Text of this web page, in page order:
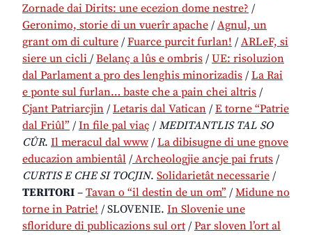
Zornade dai Dirits: une ecezion dome nestre? /
Geronimo, storie di un vuerîr apache / Agnul, un
grant om di culture / Fuarce purcit furlan! / ARLeF, si
siere un cicli / Belanç a lûs e ombris / UE: risoluzion
dal Parlament a pro des lenghis minorizadis / La Rai
e ponte sul furlan… baste che a pain chei altris /
Cjant Patriarcjin / Letaris dal Vatican / E torne “Patrie
dal Friûl” / In file pal viaç / MEDITANTLIS TAL SO
CÛR. Il meracul dal www / La dibisugne di une gnove
educazion ambientâl / Archeologjie ancje pai fruts /
CURTIS E CHE SI TOCJIN. Solidarietât necessarie /
TERITORI – Tavan o “il destin de un om” / Midune no
torne in Patrie! / SLOVENIE. In Slovenie une
sfloridure di publicazions sul ort / Par sloven l’ort al